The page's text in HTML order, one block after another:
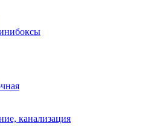
канализация